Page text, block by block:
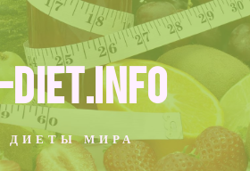
ДИЕТЫ МИРА